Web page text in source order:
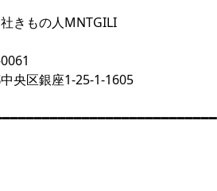
きもの人MNTGILI
央区銀座1-25-1-1605